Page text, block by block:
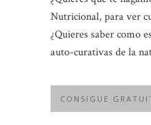
Nutricional, para ver
¿Quieres saber como
auto-curativas de la
CONSIGUE